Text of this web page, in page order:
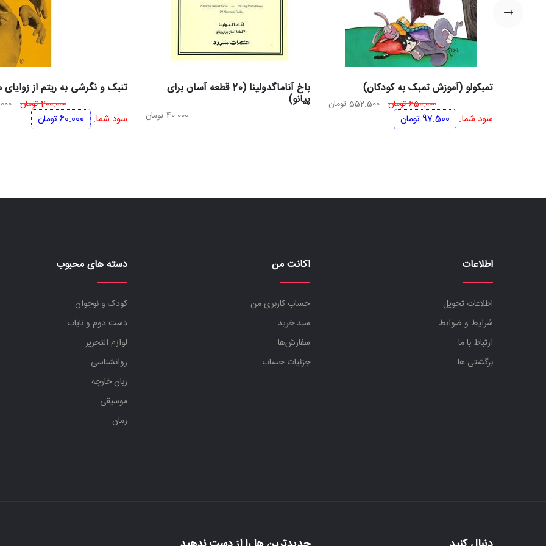
تمبکولو (آموزش تمبک به کودکان)
650.000تومان قیمت
552.500 تومان قیمت
سود شما: 97.500 تومان
باخ آناماگدولینا (20 قطعه آسان برای
پیانو)
40.000 تومان
تنبک و نگرشی به ریتم از
400.000تومان
سود شما: 60.000تومان
اطلاعات
اطلاعات تحویل
شرایط و ضوابط
ارتباط با ما
برگشتی ها
اکانت من
حساب کاربری من
سبد خرید
سفارش‌ها
جزئیات حساب
دسته های محبوب
کودک و نوجوان
دست دوم و نایاب
لوازم التحریر
روانشناسی
زبان خارجه
موسیقی
رمان